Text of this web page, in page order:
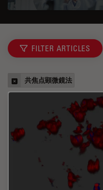
FILTER ARTICLES
共焦点顕微鏡法